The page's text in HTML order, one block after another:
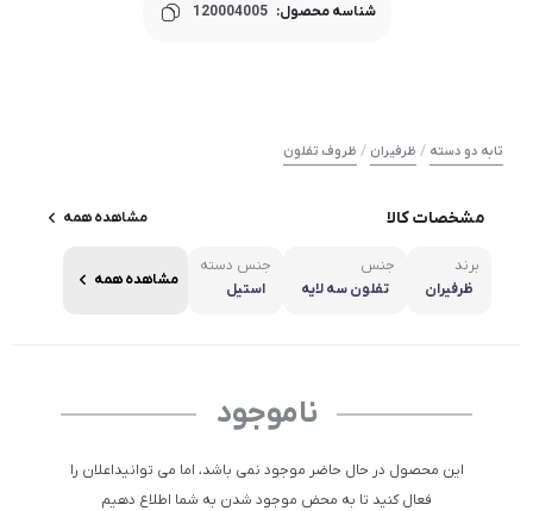
شناسه محصول: 120004005
تابه دو دسته / ظرفیران / ظروف تفلون
مشخصات کالا مشاهده همه
برند
ظرفیران
جنس
تفلون سه لایه
جنس دسته
استیل
مشاهده همه
ناموجود
این محصول در حال حاضر موجود نمی باشد، اما می توانیداعلان را
فعال کنید تا به محض موجود شدن به شما اطلاع دهیم